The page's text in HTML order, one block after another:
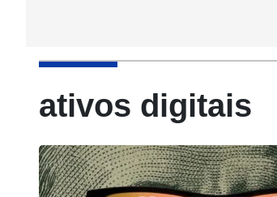
ativos digitais